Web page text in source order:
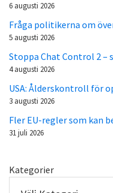
6 augusti 2026
Fråga politikerna om
5 augusti 2026
Stoppa Chat Control 2 –
4 augusti 2026
USA: Ålderskontroll för
3 augusti 2026
Fler EU-regler som kan
31 juli 2026
Kategorier